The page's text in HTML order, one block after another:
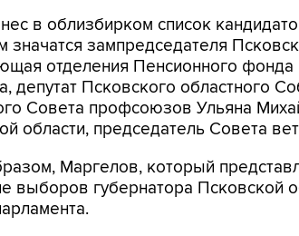
в облизбирком список
значатся зампредседателя
отделения Пенсионного фонда
депутат Псковского областного
Совета профсоюзов Ульяна
области, председатель Совета
Маргелов, который
выборов губернатора Псковской